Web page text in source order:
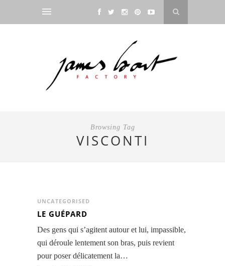
Browsing Tag
VISCONTI
UNCATEGORISED
LE GUÉPARD
Des gens qui s’agitent autour et lui, impassible,
qui déroule lentement son bras, puis revient
pour poser délicatement la…